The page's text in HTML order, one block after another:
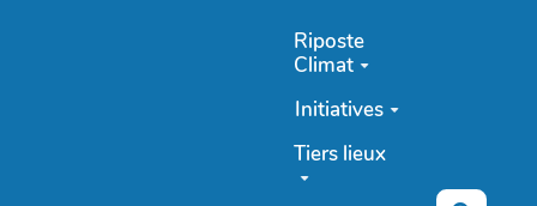
Riposte
Climat
Initiatives
Tiers lieux